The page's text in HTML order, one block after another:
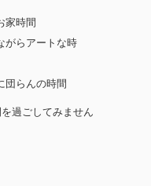
家時間
がらアートな時
団らんの時間
過ごしてみません